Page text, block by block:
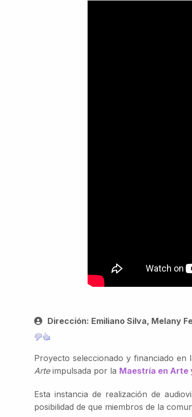
Dirección: Emiliano Silva, Melany
Proyecto seleccionado y financiado en
Arteimpulsada por la Maestría en Arte
Esta instancia de realización de
posibilidad de que miembros de la